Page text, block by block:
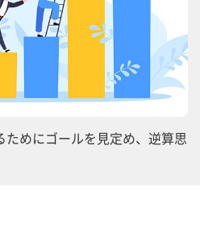
めにゴールを見定め、逆算思